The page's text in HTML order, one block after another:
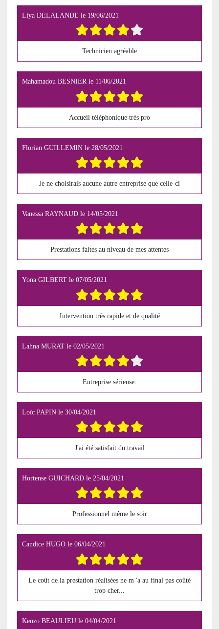
Liya DELALANDE le 19/06/2021
Technicien agréable
Mahamadou BESNIERle 11/06/2021
Accueil téléphonique trés pro
Florian GUILLEMIN le 28/05/2021
Je ne choisirais aucune autre entreprise que celle-ci
Vanessa RAYNAUD le 14/05/2021
Prestations faites au niveau de mes attentes
Yona GILBERT le 07/05/2021
Intervention très rapide et de qualité
Lahna MURAT le 02/05/2021
Entreprise sérieuse.
Loïc PAPIN le 30/04/2021
J'ai été satisfait du travail
Hortense GUICHARD le 25/04/2021
Professionnel même le soir
Candice HUGO le 06/04/2021
Le coût de la prestation réalisées ne m 'a au final pas coûté
trop cher...
Kenzo BEAULIEU le 04/04/2021